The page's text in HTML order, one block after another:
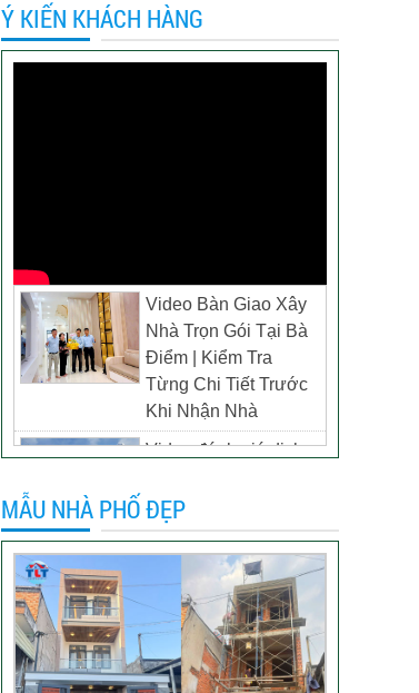
Ý KIẾN KHÁCH HÀNG
Video Bàn Giao Xây
Nhà Trọn Gói Tại Bà
Điểm | Kiểm Tra
Từng Chi Tiết Trước
Khi Nhận Nhà
Video đánh giá dịch
Tân Uyên, Bình
Dương – Chủ đầu tư
anh Thương
Khách hàng đánh giá
dịch vụ xây dựng của
MẪU NHÀ PHỐ ĐẸP